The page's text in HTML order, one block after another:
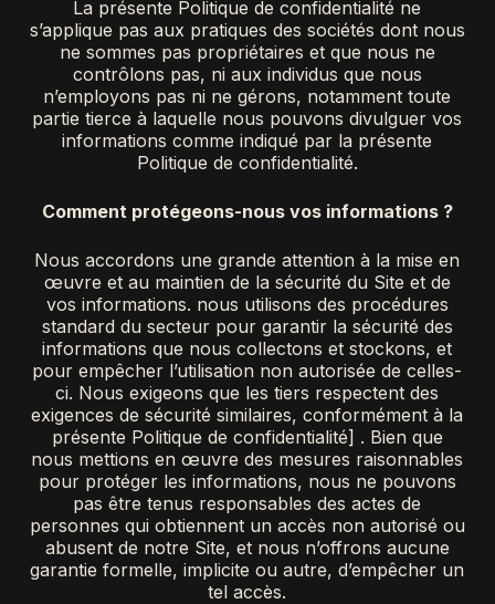
La présente Politique de confidentialité ne
s’applique pas aux pratiques des sociétés dont nous
ne sommes pas propriétaires et que nous ne
contrôlons pas, ni aux individus que nous
n’employons pas ni ne gérons, notamment toute
partie tierce à laquelle nous pouvons divulguer vos
informations comme indiqué par la présente
Politique de confidentialité.
Comment protégeons-nous vos informations ?
Nous accordons une grande attention à la mise en
œuvre et au maintien de la sécurité du Site et de
vos informations. nous utilisons des procédures
standard du secteur pour garantir la sécurité des
informations que nous collectons et stockons, et
pour empêcher l’utilisation non autorisée de celles-
ci. Nous exigeons que les tiers respectent des
exigences de sécurité similaires, conformément à la
présente Politique de confidentialité] . Bien que
nous mettions en œuvre des mesures raisonnables
pour protéger les informations, nous ne pouvons
pas être tenus responsables des actes de
personnes qui obtiennent un accès non autorisé ou
abusent de notre Site, et nous n’offrons aucune
garantie formelle, implicite ou autre, d’empêcher un
tel accès.